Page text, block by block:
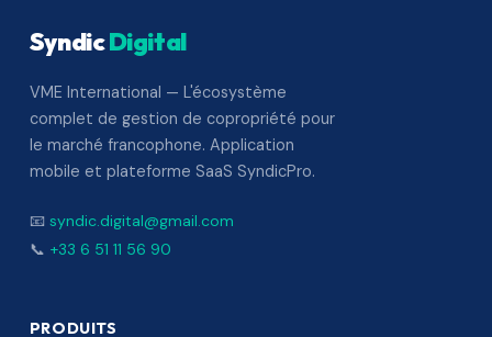
SyndicDigital
VME International — L'écosystème
complet de gestion de copropriété pour
le marché francophone. Application
mobile et plateforme SaaS SyndicPro.
📧 syndic.digital@gmail.com
📞 +33 6 51 11 56 90
PRODUITS